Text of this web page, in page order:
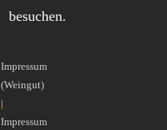
besuchen.
Impressum
(Weingut)
|
Impressum